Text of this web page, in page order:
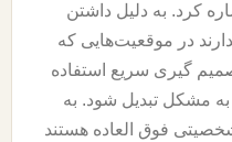
کرد. به دلیل داشتن
در موقعیت‌هایی که
گیری سریع استفاده
مشکل تبدیل شود. به
فوق العاده هستند